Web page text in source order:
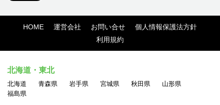
HOME 運営会社 お問い合せ
個人情報保護法方針
利用規約
北海道・東北
北海道 青森県 岩手県 宮城県 秋田県
山形県
福島県